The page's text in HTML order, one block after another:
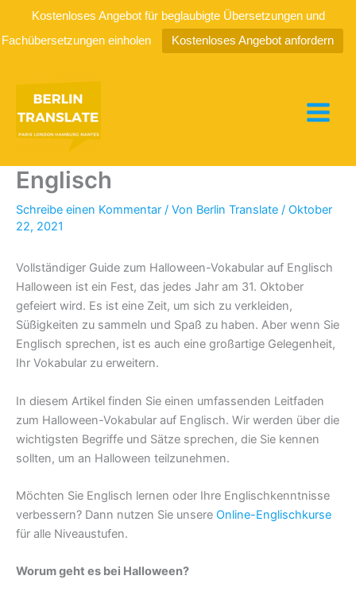
Kostenloses Angebot für beglaubigte Übersetzungen und
Fachübersetzungen einholen
Kostenloses Angebot anfordern
springen
Englisch
Schreibe einen Kommentar / Von Berlin Translate / Oktober
22, 2021
Vollständiger Guide zum Halloween-Vokabular auf Englisch
Halloween ist ein Fest, das jedes Jahr am 31. Oktober
gefeiert wird. Es ist eine Zeit, um sich zu verkleiden,
Süßigkeiten zu sammeln und Spaß zu haben. Aber wenn Sie
Englisch sprechen, ist es auch eine großartige Gelegenheit,
Ihr Vokabular zu erweitern.
In diesem Artikel finden Sie einen umfassenden Leitfaden
zum Halloween-Vokabular auf Englisch. Wir werden über die
wichtigsten Begriffe und Sätze sprechen, die Sie kennen
sollten, um an Halloween teilzunehmen.
Möchten Sie Englisch lernen oder Ihre Englischkenntnisse
verbessern? Dann nutzen Sie unsere Online-Englischkurse
für alle Niveaustufen.
Worum geht es bei Halloween?